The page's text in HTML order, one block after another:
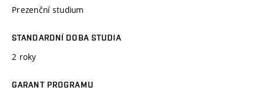
Prezenční studium
STANDARDNÍ DOBA STUDIA
2 roky
GARANT PROGRAMU